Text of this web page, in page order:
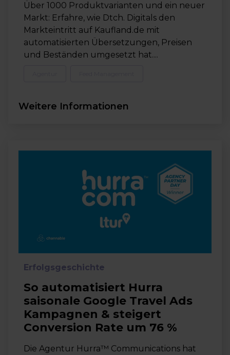
Über 1000 Produktvarianten und ein neuer
Markt: Erfahre, wie Dtch. Digitals den
Markteintritt auf Kaufland.de mit
automatisierten Übersetzungen, Preisen
und Beständen umgesetzt hat....
Weitere Informationen
Erfolgsgeschichte
So automatisiert Hurra
saisonale Google Travel Ads
Kampagnen & steigert
Conversion Rate um 76 %
Die Agentur Hurra™ Communications hat